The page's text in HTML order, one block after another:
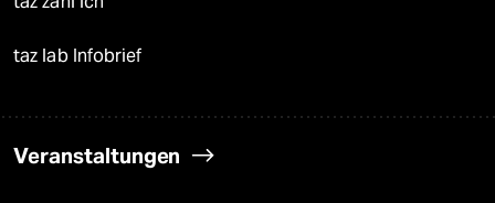
taz lab Infobrief
Veranstaltungen